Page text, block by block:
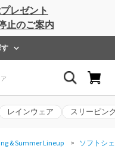
レゼント
止のご案内
す
レインウェア スリーピン
& Summer Lineup > ソフトシ